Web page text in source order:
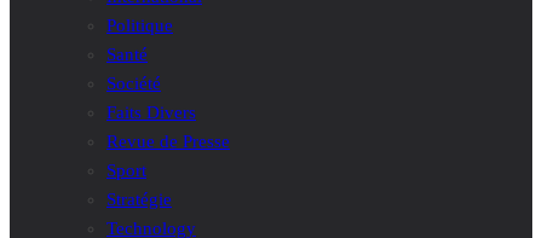
Politique
Santé
Société
Faits Divers
Revue de Presse
Sport
Stratégie
Technology